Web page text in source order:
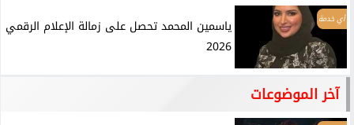
أي خدمة
ياسمين المحمد تحصل على زمالة الإعلام الرقمي
2026
آخر الموضوعات